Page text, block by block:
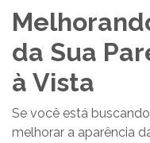
da Sua
à Vista
Se você está
melhorar a aparência